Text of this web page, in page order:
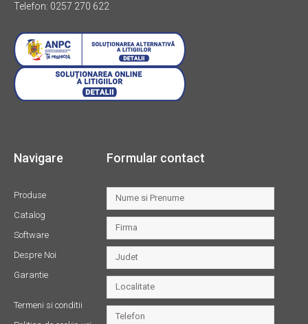
Telefon: 0257 270 622
Navigare
Produse
Catalog
Software
Despre Noi
Garantie
Termeni si conditii
Formular contact